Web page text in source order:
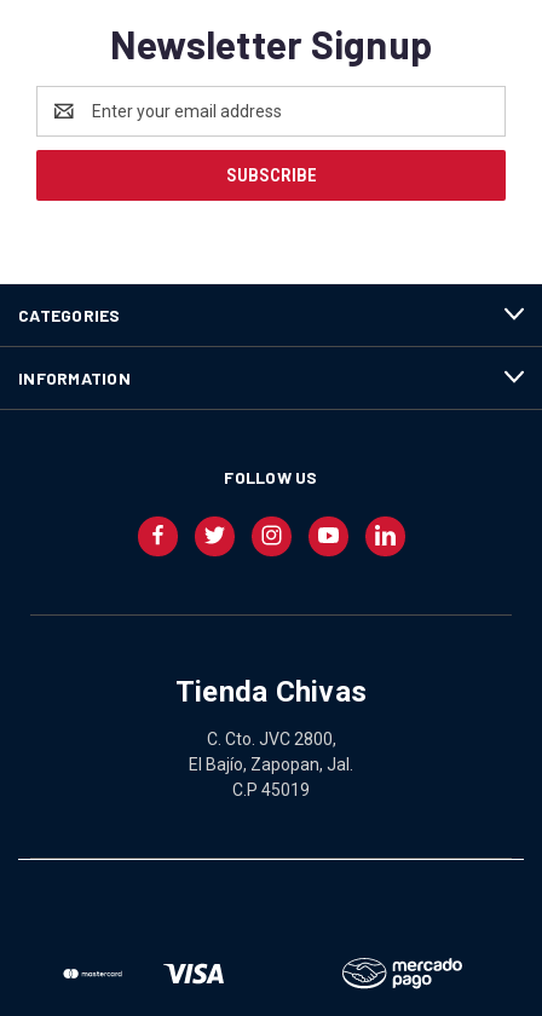
Newsletter Signup
Address
CATEGORIES
INFORMATION
FOLLOW US
Tienda Chivas
C. Cto. JVC 2800,
El Bajío, Zapopan, Jal.
C.P 45019